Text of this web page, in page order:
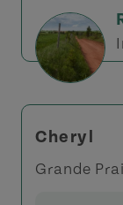
Cheryl
Grande